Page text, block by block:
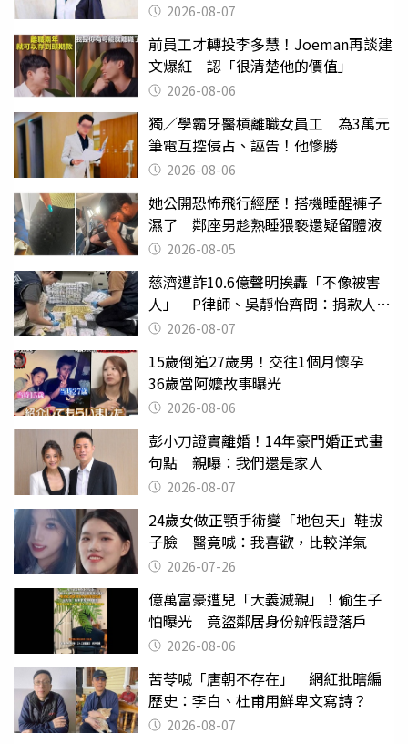
2026-08-07
前員工才轉投李多慧！Joeman再談建
文爆紅 認「很清楚他的價值」
2026-08-06
獨／學霸牙醫槓離職女員工 為3萬元
筆電互控侵占、誣告！他慘勝
2026-08-06
她公開恐怖飛行經歷！搭機睡醒褲子
濕了 鄰座男趁熟睡猥褻還疑留體液
2026-08-05
慈濟遭詐10.6億聲明挨轟「不像被害
人」 P律師、吳靜怡齊問：捐款人有
權知道真相
2026-08-07
15歲倒追27歲男！交往1個月懷孕
36歲當阿嬤故事曝光
2026-08-06
彭小刀證實離婚！14年豪門婚正式畫
句點 親曝：我們還是家人
2026-08-07
24歲女做正顎手術變「地包天」鞋拔
子臉 醫竟喊：我喜歡，比較洋氣
2026-07-26
億萬富豪遭兒「大義滅親」！偷生子
怕曝光 竟盜鄰居身份辦假證落戶
2026-08-06
苦苓喊「唐朝不存在」 網紅批瞎編
歷史：李白、杜甫用鮮卑文寫詩？
2026-08-07